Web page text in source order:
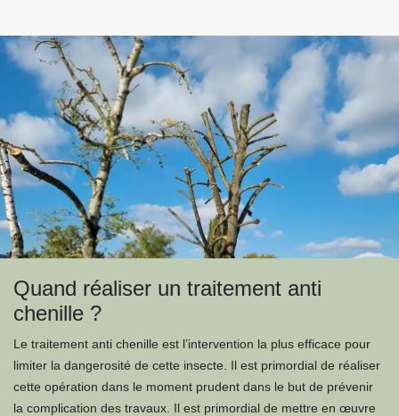
Quand réaliser un traitement anti
chenille ?
Le traitement anti chenille est l’intervention la plus efficace pour
limiter la dangerosité de cette insecte. Il est primordial de réaliser
cette opération dans le moment prudent dans le but de prévenir
la complication des travaux. Il est primordial de mettre en œuvre